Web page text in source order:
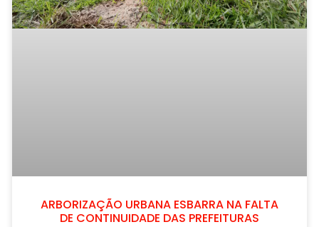
ARBORIZAÇÃO URBANA ESBARRA NA FALTA
DE CONTINUIDADE DAS PREFEITURAS